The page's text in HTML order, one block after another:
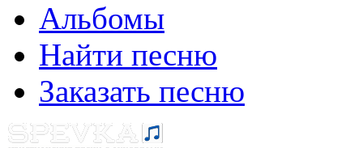
Альбомы
Найти песню
Заказать песню